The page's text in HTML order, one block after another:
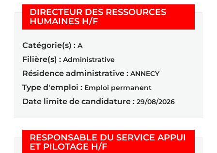
DIRECTEUR DES RESSOURCES
HUMAINES H/F(Nouvelle fenêtre)
Catégorie(s) : A
Filière(s) : Administrative
Résidence administrative : ANNECY
Type d'emploi : Emploi permanent
Date limite de candidature : 29/08/2026
RESPONSABLE DU SERVICE APPUI
ET PILOTAGE H/F(Nouvelle fenêtre)